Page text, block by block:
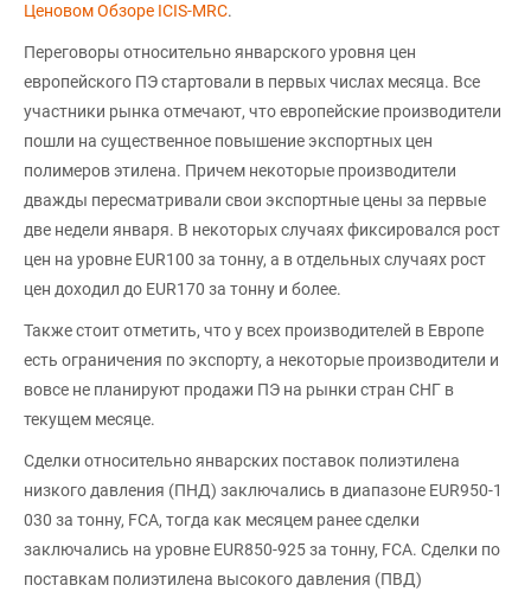
Ценовом Обзоре ICIS-MRС.
Переговоры относительно январского уровня цен
европейского ПЭ стартовали в первых числах месяца. Все
участники рынка отмечают, что европейские производители
пошли на существенное повышение экспортных цен
полимеров этилена. Причем некоторые производители
дважды пересматривали свои экспортные цены за первые
две недели января. В некоторых случаях фиксировался рост
цен на уровне EUR100 за тонну, а в отдельных случаях рост
цен доходил до EUR170 за тонну и более.
Также стоит отметить, что у всех производителей в Европе
есть ограничения по экспорту, а некоторые производители и
вовсе не планируют продажи ПЭ на рынки стран СНГ в
текущем месяце.
Сделки относительно январских поставок полиэтилена
низкого давления (ПНД) заключались в диапазоне EUR950-1
030 за тонну, FCA, тогда как месяцем ранее сделки
заключались на уровне EUR850-925 за тонну, FCA. Сделки по
поставкам полиэтилена высокого давления (ПВД)